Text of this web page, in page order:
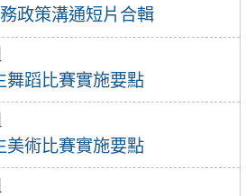
政策溝通短片合輯
舞蹈比賽實施要點
美術比賽實施要點